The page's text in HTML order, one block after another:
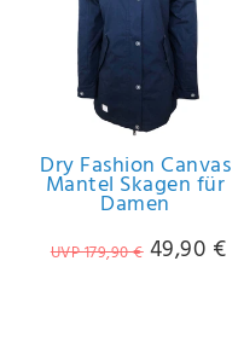
Dry Fashion Canvas
Mantel Skagen für
Damen
UVP 179,90 € 49,90 €